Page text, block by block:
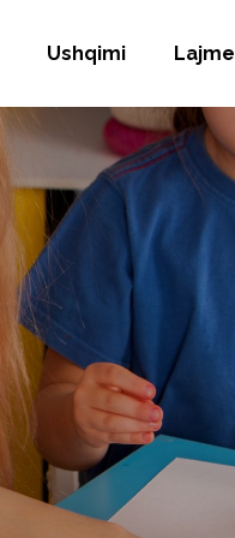
Ushqimi Lajme